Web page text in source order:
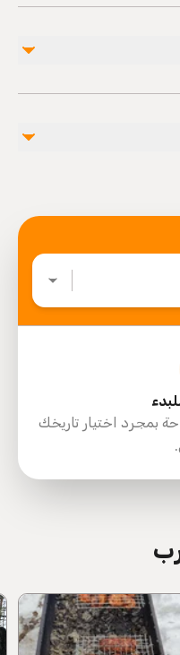
Public
بمجرد اختيار تاريخك